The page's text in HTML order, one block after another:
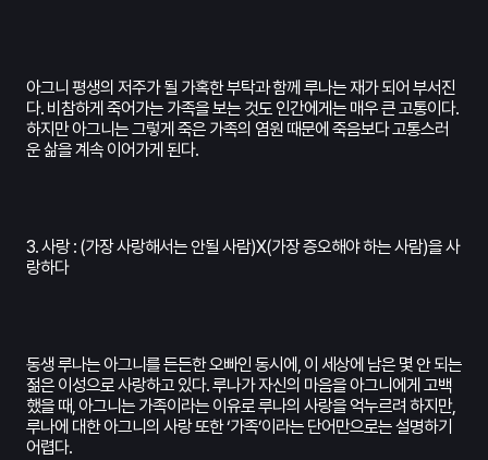
아그니 평생의 저주가 될 가혹한 부탁과 함께 루나는 재가 되어 부서진
다. 비참하게 죽어가는 가족을 보는 것도 인간에게는 매우 큰 고통이다.
하지만 아그니는 그렇게 죽은 가족의 염원 때문에 죽음보다 고통스러
운 삶을 계속 이어가게 된다.
3. 사랑 : (가장 사랑해서는 안될 사람)X(가장 증오해야 하는 사람)을 사
랑하다
동생 루나는 아그니를 든든한 오빠인 동시에, 이 세상에 남은 몇 안 되는
젊은 이성으로 사랑하고 있다. 루나가 자신의 마음을 아그니에게 고백
했을 때, 아그니는 가족이라는 이유로 루나의 사랑을 억누르려 하지만,
루나에 대한 아그니의 사랑 또한 ‘가족’이라는 단어만으로는 설명하기
어렵다.